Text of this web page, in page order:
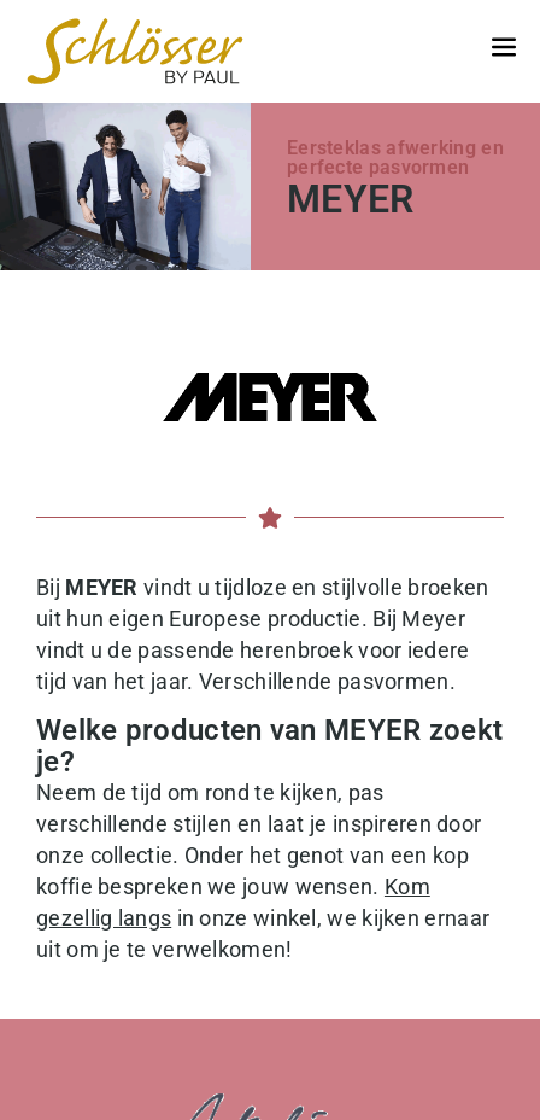
Eersteklas afwerking en
perfecte pasvormen
MEYER
Bij MEYER vindt u tijdloze en stijlvolle broeken
uit hun eigen Europese productie. Bij Meyer
vindt u de passende herenbroek voor iedere
tijd van het jaar. Verschillende pasvormen.
Welke producten van MEYER zoekt
je?
Neem de tijd om rond te kijken, pas
verschillende stijlen en laat je inspireren door
onze collectie. Onder het genot van een kop
koffie bespreken we jouw wensen. Kom
gezellig langs in onze winkel, we kijken ernaar
uit om je te verwelkomen!